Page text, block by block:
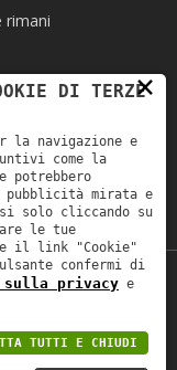
rimani
il
per le
. P.IVA:
-Area
×
DI TERZE
la navigazione e
come la
potrebbero
pubblicità mirata e
solo cliccando su
le tue
il link "Cookie"
confermi di
sulla privacy e
TUTTI E CHIUDI